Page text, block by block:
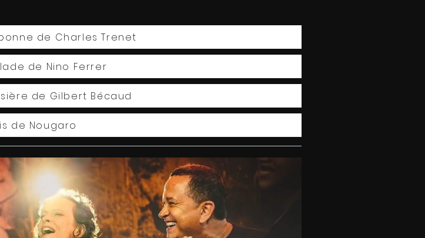
de Charles Trenet
de Nino Ferrer
de Gilbert Bécaud
de Nougaro